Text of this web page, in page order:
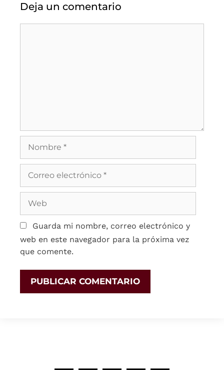
Deja un comentario
Guarda mi nombre, correo electrónico y
web en este navegador para la próxima vez
que comente.